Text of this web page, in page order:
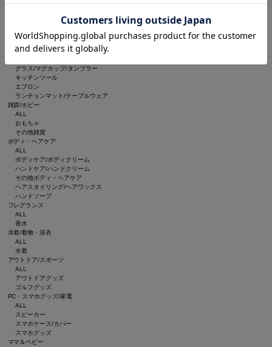
ルームフレグランス/お香
収納グッズ
食器/キッチン
ALL
グラス/マグカップ/タンブラー
キッチンツール
エプロン
ランチョンマット/テーブルウェア
雑貨/ホビー
ALL
おもちゃ
その他雑貨
ボディ・ヘアケア
ALL
ボディケア/ボディクリーム
ハンドケア/ハンドクリーム
その他ボディ・ヘアケア
ヘアスタイリング/ヘアワックス
ハンドソープ
フレグランス
ALL
香水
水着/着物・浴衣
ALL
水着
アウトドア/スポーツ
ALL
アウトドアグッズ
ゴルフグッズ
PC・スマホグッズ/家電
ALL
スピーカー
スマホケース/カバー
スマホグッズ
ママ＆ベビー